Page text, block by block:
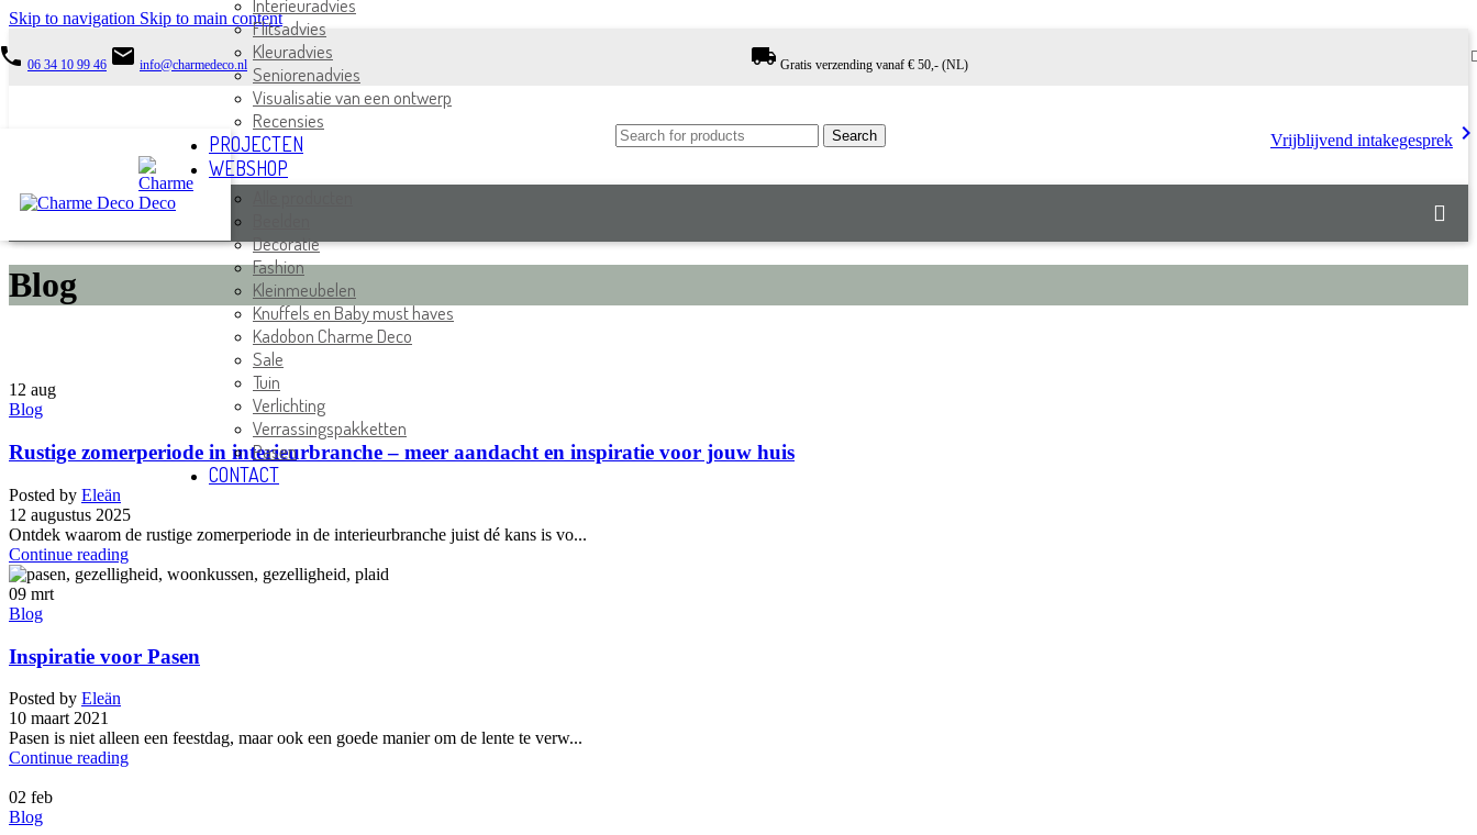
Skip to navigation Skip to main content
06 34 10 99 46 email info@charmedeco.nl local_shipping Gratis verzending vanaf € 50,- (NL)
Search Vrijblijvend intakegesprek
Interieuradvies
Flitsadvies
Kleuradvies
Seniorenadvies
Visualisatie van een ontwerp
Recensies
PROJECTEN
WEBSHOP
Decoratie
Fashion
Kleinmeubelen
Knuffels en Baby must haves
Kadobon Charme Deco
Sale
Tuin
Verlichting
Verrassingspakketten
Pasen
CONTACT
Blog
12 aug
Blog
Rustige zomerperiode in interieurbranche – meer aandacht en inspiratie voor jouw huis
Posted by Eleän
12 augustus 2025
Ontdek waarom de rustige zomerperiode in de interieurbranche juist dé kans is vo...
Continue reading
09 mrt
Blog
Inspiratie voor Pasen
Posted by Eleän
10 maart 2021
Pasen is niet alleen een feestdag, maar ook een goede manier om de lente te verw...
Continue reading
02 feb
Blog